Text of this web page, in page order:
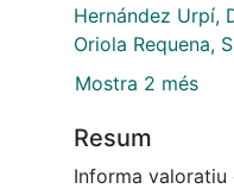
Hernández Urpí,
Oriola Requena,
Mostra 2 més
Resum
Informa valoratiu